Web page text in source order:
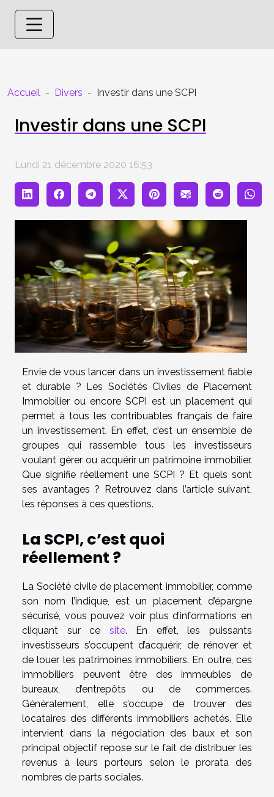
Accueil Divers Investir dans une SCPI
Investir dans une SCPI
Lundi 21 décembre 2020 16:53
Envie de vous lancer dans un investissement fiable
et durable ? Les Sociétés Civiles de Placement
Immobilier ou encore SCPI est un placement qui
permet à tous les contribuables français de faire
un investissement. En effet, c’est un ensemble de
groupes qui rassemble tous les investisseurs
voulant gérer ou acquérir un patrimoine immobilier.
Que signifie réellement une SCPI ? Et quels sont
ses avantages ? Retrouvez dans l’article suivant,
les réponses à ces questions.
La SCPI, c’est quoi
réellement ?
La Société civile de placement immobilier, comme
son nom l’indique, est un placement d’épargne
sécurisé, vous pouvez voir plus d’informations en
cliquant sur ce site. En effet, les puissants
investisseurs s’occupent d’acquérir, de rénover et
de louer les patrimoines immobiliers. En outre, ces
immobiliers peuvent être des immeubles de
bureaux, d’entrepôts ou de commerces.
Généralement, elle s’occupe de trouver des
locataires des différents immobiliers achetés. Elle
intervient dans la négociation des baux et son
principal objectif repose sur le fait de distribuer les
revenus à leurs porteurs selon le prorata des
nombres de parts sociales.